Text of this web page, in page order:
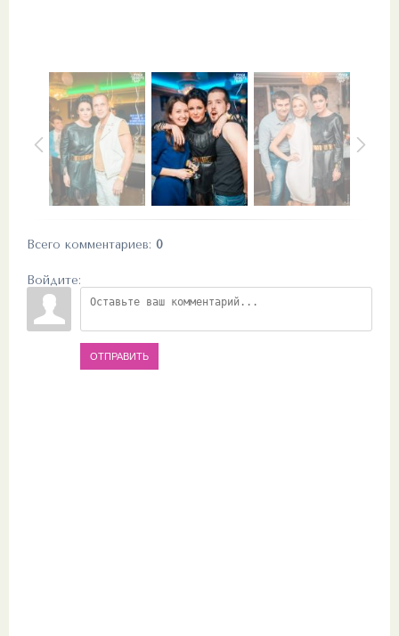
Всего комментариев: 0
Войдите:
ОТПРАВИТЬ